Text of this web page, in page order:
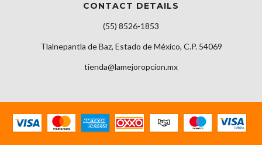
CONTACT DETAILS
(55) 8526-1853
Tlalnepantla de Baz, Estado de México, C.P. 54069
tienda@lamejoropcion.mx